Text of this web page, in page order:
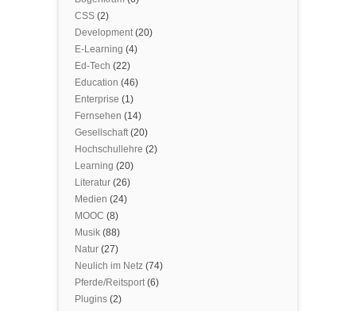
CSS (2)
Development(20)
E-Learning (4)
Ed-Tech (22)
Education (46)
Enterprise (1)
Fernsehen (14)
Gesellschaft(20)
Hochschullehre (2)
Learning (20)
Literatur (26)
Medien (24)
MOOC (8)
Musik (88)
Natur (27)
Neulich im Netz (74)
Pferde/Reitsport(6)
Plugins (2)